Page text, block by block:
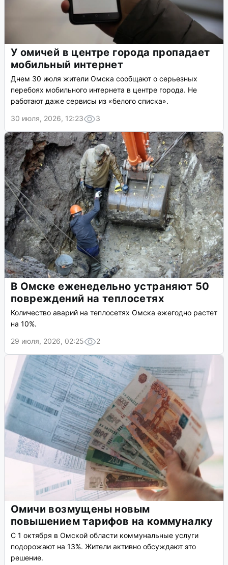
У омичей в центре города пропадает
мобильный интернет
Днем 30 июля жители Омска сообщают о серьезных
перебоях мобильного интернета в центре города. Не
работают даже сервисы из «белого списка».
30 июля, 2026, 12:23
3
В Омске еженедельно устраняют 50
повреждений на теплосетях
Количество аварий на теплосетях Омска ежегодно растет
на 10%.
29 июля, 2026, 02:25
2
Омичи возмущены новым
повышением тарифов на коммуналку
С 1 октября в Омской области коммунальные услуги
подорожают на 13%. Жители активно обсуждают это
решение.